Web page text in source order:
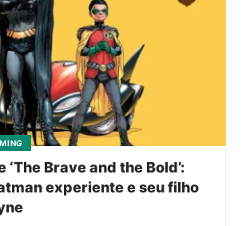
‘The Brave and the Bold’:
experiente e seu filho